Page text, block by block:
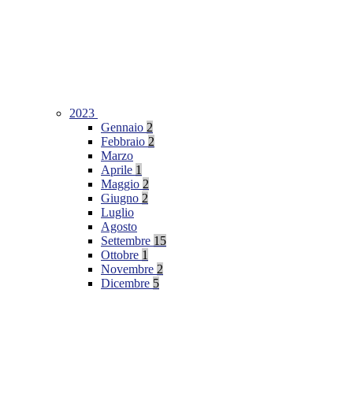
2023
Gennaio 2
Febbraio 2
Marzo
Aprile 1
Maggio 2
Giugno 2
Luglio
Agosto
Settembre 15
Ottobre 1
Novembre 2
Dicembre 5